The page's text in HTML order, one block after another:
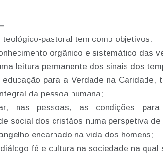
teológico-pastoral tem como objetivos:
orgânico e sistemático das
leitura permanente dos sinais dos
educação para a Verdade na Caridade,
da pessoa humana;
nas pessoas, as condições
social dos cristãos numa perspetiva
encarnado na vida dos homens;
fé e cultura na sociedade na